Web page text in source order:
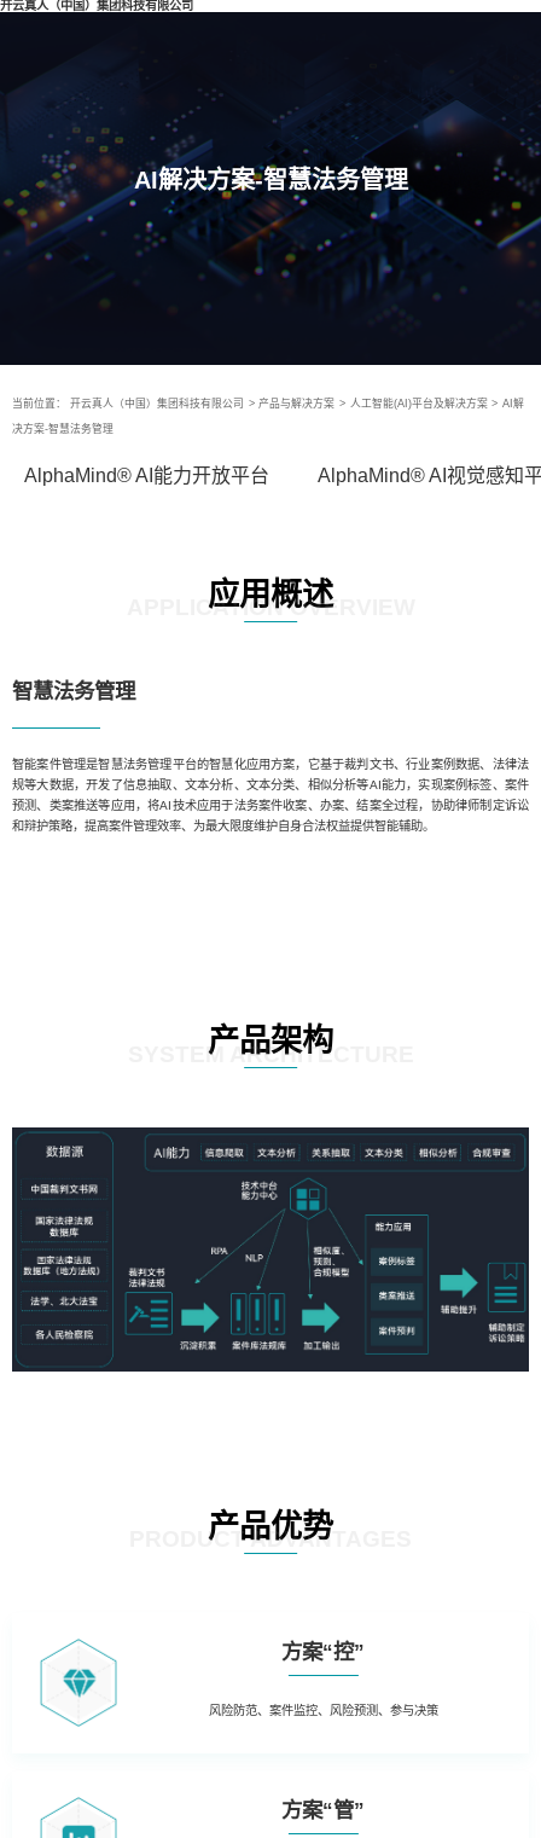
开云真人（中国）集团科技有限公司
AI解决方案-智慧法务管理
当前位置： 开云真人（中国）集团科技有限公司 > 产品与解决方案 > 人工智能(AI)平台及解决方案 > AI解
决方案-智慧法务管理
AlphaMind® AI能力开放平台 AlphaMind® AI视觉感知
应用概述
APPLICATION OVERVIEW
智慧法务管理
智能案件管理是智慧法务管理平台的智慧化应用方案，它基于裁判文书、行业案例数据、法律法
规等大数据，开发了信息抽取、文本分析、文本分类、相似分析等AI能力，实现案例标签、案件
预测、类案推送等应用，将AI技术应用于法务案件收案、办案、结案全过程，协助律师制定诉讼
和辩护策略，提高案件管理效率、为最大限度维护自身合法权益提供智能辅助。
产品架构
SYSTEM ARCHITECTURE
产品优势
PRODUCT ADVANTAGES
方案“控”
风险防范、案件监控、风险预测、参与决策
方案“管”